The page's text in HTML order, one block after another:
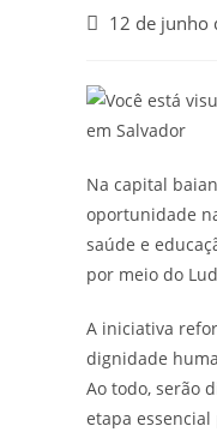
12 de junho
Na capital
oportunidade
saúde e
por meio do
A iniciativa
dignidade
Ao todo, serão
etapa